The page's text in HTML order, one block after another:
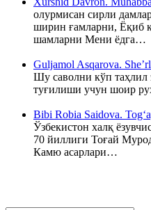
олурмисан сирли
ширин ғамларни, Ёқиб
шамларни Мени ёдга…
Guljamol Asqarova.
Шу саволни кўп таҳлил
туғилиши учун шоир
Bibi Robia Saidova.
Ўзбекистон халқ
70 йиллиги Тоғай
Камю асарлари…